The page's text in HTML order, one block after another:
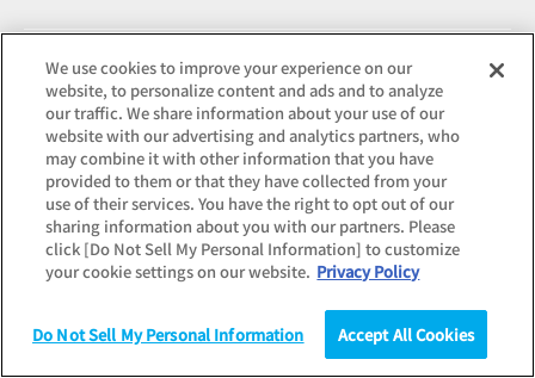
統計（データ） コラム
コラム
感情労働とは？具体的な職種や
向いている人、ストレスやバーン
アウト対策なども解説
話題のキーワード
#大学生（1～2年生）
We use cookies to improve your experience on our
website, to personalize content and ads and to analyze
our traffic. We share information about your use of our
website with our advertising and analytics partners, who
may combine it with other information that you have
provided to them or that they have collected from your
use of their services. You have the right to opt out of our
sharing information about you with our partners. Please
click [Do Not Sell My Personal Information] to customize
your cookie settings on our website. Privacy Policy
Do Not Sell My Personal Information Accept All Cookies